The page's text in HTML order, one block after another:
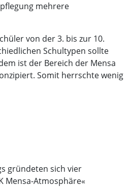
mehrere
von der 3. bis zur 10.
Schultypen sollte
ist der Bereich der Mensa
Somit herrschte wenig
gründeten sich vier
Mensa-Atmosphäre«